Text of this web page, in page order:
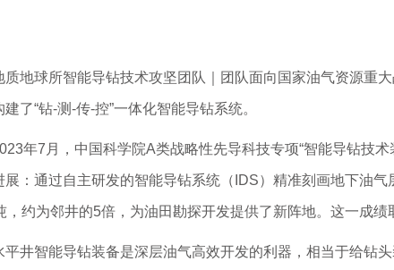
质地球所智能导钻技术攻坚团队｜团队面向国家油气资源重
了“钻-测-传-控”一体化智能导钻系统。
年7月，中国科学院A类战略性先导科技专项“智能导钻技
展：通过自主研发的智能导钻系统（IDS）精准刻画地下油
，约为邻井的5倍，为油田勘探开发提供了新阵地。这一成绩
平井智能导钻装备是深层油气高效开发的利器，相当于给钻